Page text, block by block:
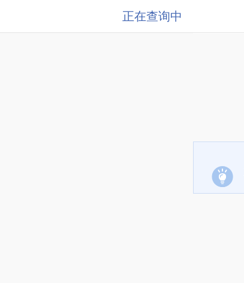
正在查询中